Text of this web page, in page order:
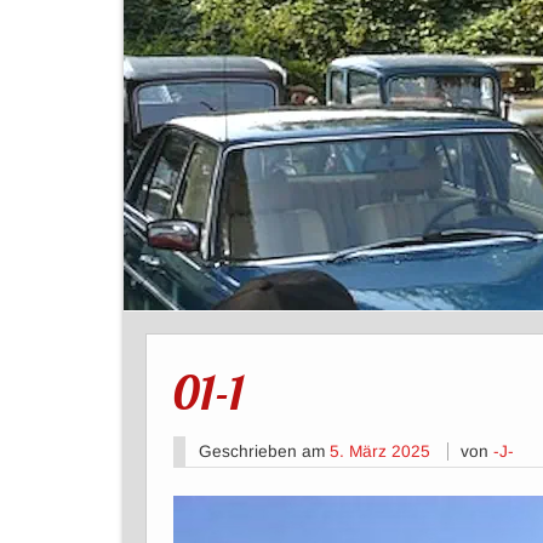
01-1
Geschrieben am 5. März 2025 von-J-